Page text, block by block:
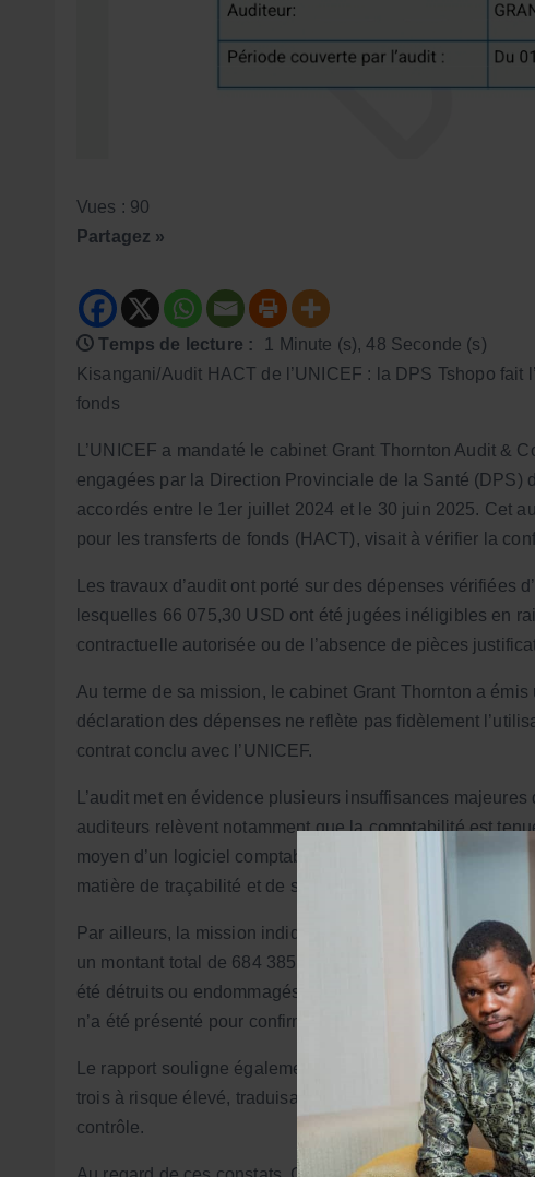
Vues : 90
Partagez »
Temps de lecture :
1 Minute (s), 48 Seconde (s)
Kisangani/Audit HACT de l’UNICEF : la DPS Tshopo fait
fonds
L’UNICEF a mandaté le cabinet Grant Thornton Audit &
engagées par la Direction Provinciale de la Santé (DPS)
accordés entre le 1er juillet 2024 et le 30 juin 2025. Cet
pour les transferts de fonds (HACT), visait à vérifier la
Les travaux d’audit ont porté sur des dépenses vérifiées
lesquelles 66 075,30 USD ont été jugées inéligibles en
contractuelle autorisée ou de l’absence de pièces
Au terme de sa mission, le cabinet Grant Thornton a
déclaration des dépenses ne reflète pas fidèlement
contrat conclu avec l’UNICEF.
L’audit met en évidence plusieurs insuffisances
auditeurs relèvent notamment que la comptabilité est
moyen d’un logiciel comptable sécurisé, une pratique
matière de traçabilité et de sécurisation des écritures
Par ailleurs, la mission indique que des pièces
un montant total de 684 385,58 USD, étaient
été détruits ou endommagés lors d’un incendie.
n’a été présenté pour confirmer la survenance de cet
Le rapport souligne également l’existence de six
trois à risque élevé, traduisant des insuffisances
contrôle.